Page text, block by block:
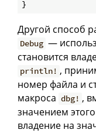
Другой способ
Debug —
становится
println! ,
номер файла и
макроса dbg! ,
значением
владение на